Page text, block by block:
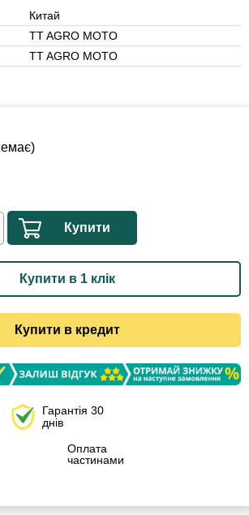
Китай
TT AGRO MOTO
TT AGRO MOTO
Купити
Купити в 1 клік
Купити в кредит
Гарантія 30
днів
Оплата
частинами